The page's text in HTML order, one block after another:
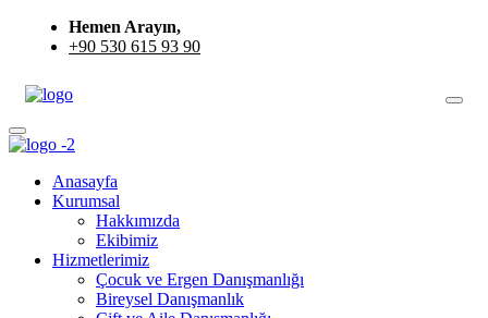
Hemen Arayın,
+90 530 615 93 90
Anasayfa
Kurumsal
Hakkımızda
Ekibimiz
Hizmetlerimiz
Çocuk ve Ergen Danışmanlığı
Bireysel Danışmanlık